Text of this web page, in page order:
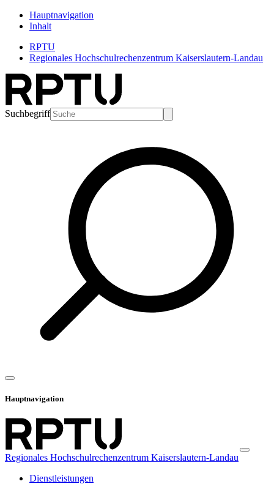
Hauptnavigation
Inhalt
RPTU
Regionales Hochschulrechenzentrum Kaiserslautern-Landau
Suchbegriff
Hauptnavigation
Regionales Hochschulrechenzentrum Kaiserslautern-Landau
Dienstleistungen